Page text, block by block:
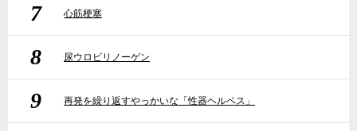
7 心筋梗塞
8 尿ウロビリノーゲン
9 再発を繰り返すやっかいな「性器ヘルペス」